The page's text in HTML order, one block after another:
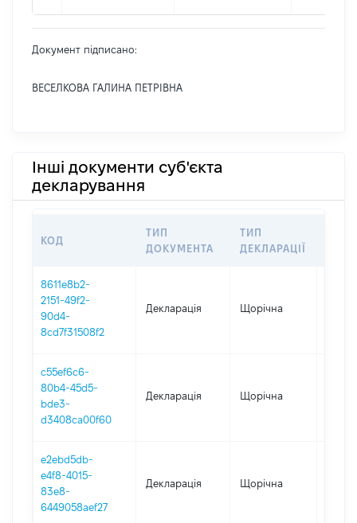
Документ підписано:
ВЕСЕЛКОВА ГАЛИНА ПЕТРІВНА
Інші документи суб'єкта
декларування
КОД
ТИП
ДОКУМЕНТА
ТИП
ДЕКЛАРАЦІЇ
8611e8b2-
2151-49f2-
90d4-
8cd7f31508f2
Декларація Щорічна
c55ef6c6-
80b4-45d5-
bde3-
d3408ca00f60
Декларація Щорічна
e2ebd5db-
e4f8-4015-
83e8-
6449058aef27
Декларація Щорічна